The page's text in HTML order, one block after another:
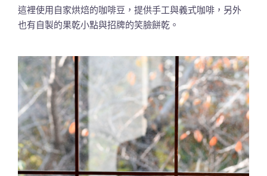
這裡使用自家烘焙的咖啡豆，提供手工與義式咖啡，另外
也有自製的果乾小點與招牌的笑臉餅乾。